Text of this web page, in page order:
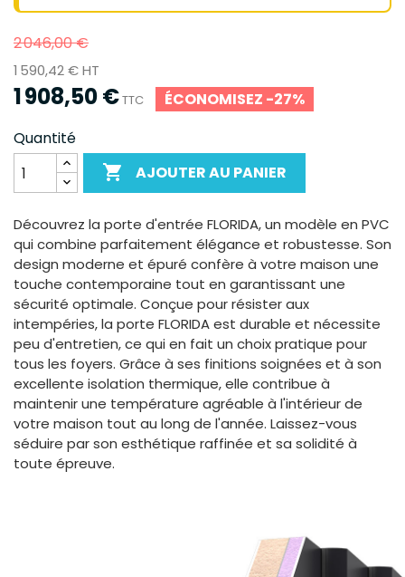
2 046,00 €
1 590,42 € HT
1 908,50 €TTC
ÉCONOMISEZ -27%
Quantité
 AJOUTER AU PANIER
Découvrez la porte d'entrée FLORIDA, un modèle en PVC
qui combine parfaitement élégance et robustesse. Son
design moderne et épuré confère à votre maison une
touche contemporaine tout en garantissant une
sécurité optimale. Conçue pour résister aux
intempéries, la porte FLORIDA est durable et nécessite
peu d'entretien, ce qui en fait un choix pratique pour
tous les foyers. Grâce à ses finitions soignées et à son
excellente isolation thermique, elle contribue à
maintenir une température agréable à l'intérieur de
votre maison tout au long de l'année. Laissez-vous
séduire par son esthétique raffinée et sa solidité à
toute épreuve.